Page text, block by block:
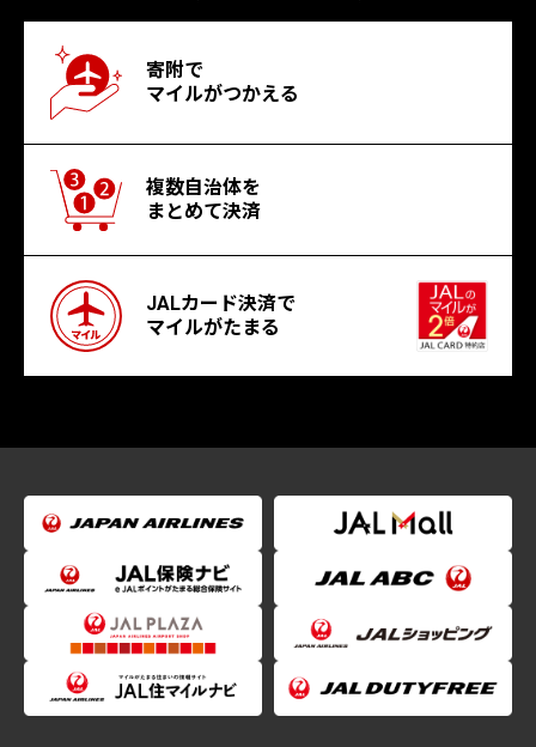
寄附で
マイルがつかえる
複数自治体を
まとめて決済
JALカード決済で
マイルがたまる